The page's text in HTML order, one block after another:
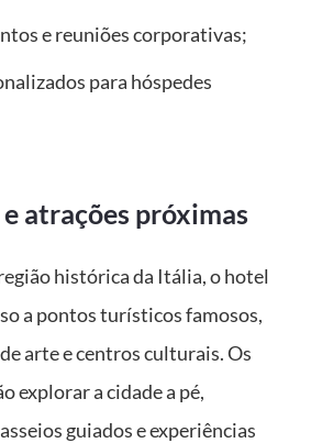
e reuniões corporativas;
para hóspedes
atrações próximas
histórica da Itália, o hotel
a pontos turísticos famosos,
arte e centros culturais. Os
explorar a cidade a pé,
guiados e experiências